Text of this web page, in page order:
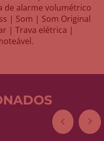
de alarme volumétrico
| Som | Som Original
| Trava elétrica |